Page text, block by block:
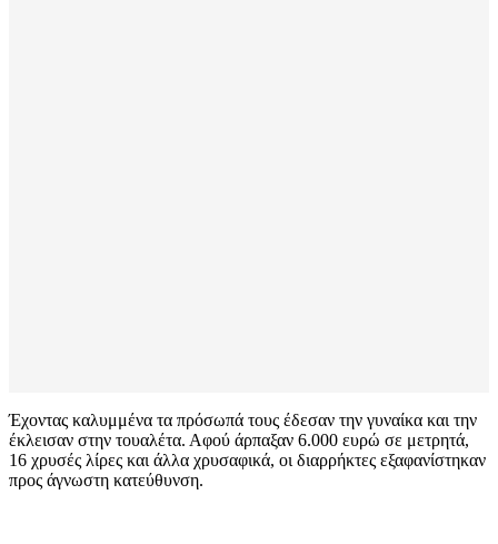
Έχοντας καλυμμένα τα πρόσωπά τους έδεσαν την γυναίκα και την
έκλεισαν στην τουαλέτα. Αφού άρπαξαν 6.000 ευρώ σε μετρητά,
16 χρυσές λίρες και άλλα χρυσαφικά, οι διαρρήκτες εξαφανίστηκαν
προς άγνωστη κατεύθυνση.